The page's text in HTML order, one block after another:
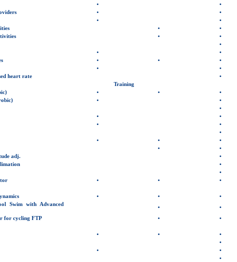
• •
• •
• •
• •
• •
•
• •
• • •
• •
heart rate
•
Training
• • •
• •
•
• •
• •
•
• • •
• •
adj.
•
•
•
• • •
• • •
Swim with Advanced
• •
for cycling FTP
• •
• • •
•
• •
•